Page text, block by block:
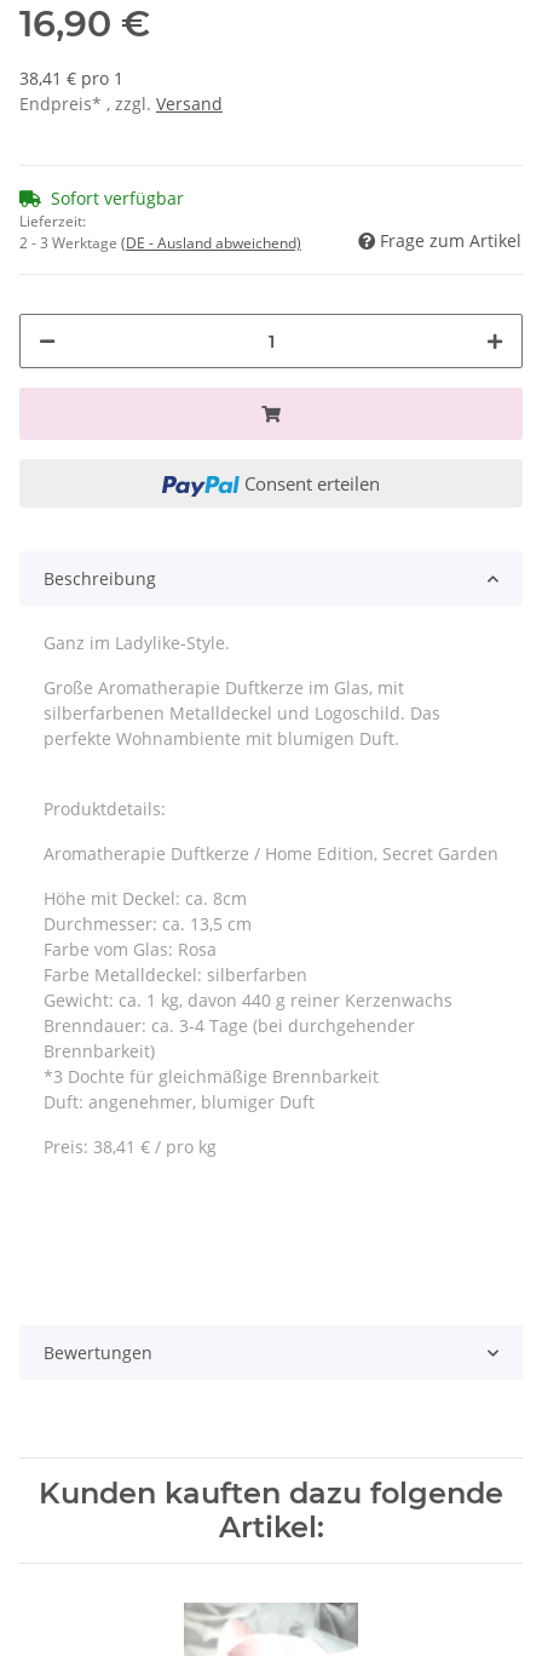
16,90 €
38,41 € pro 1
Endpreis* , zzgl. Versand
Sofort verfügbar
Lieferzeit:
2 - 3 Werktage (DE - Ausland abweichend) Frage zum Artikel
Consent erteilen
Beschreibung
Ganz im Ladylike-Style.
Große Aromatherapie Duftkerze im Glas, mit
silberfarbenen Metalldeckel und Logoschild. Das
perfekte Wohnambiente mit blumigen Duft.
Produktdetails:
Aromatherapie Duftkerze / Home Edition, Secret Garden
Höhe mit Deckel: ca. 8cm
Durchmesser: ca. 13,5 cm
Farbe vom Glas: Rosa
Farbe Metalldeckel: silberfarben
Gewicht: ca. 1 kg, davon 440 g reiner Kerzenwachs
Brenndauer: ca. 3-4 Tage (bei durchgehender
Brennbarkeit)
*3 Dochte für gleichmäßige Brennbarkeit
Duft: angenehmer, blumiger Duft
Preis: 38,41 € / pro kg
Bewertungen
Kunden kauften dazu folgende
Artikel: